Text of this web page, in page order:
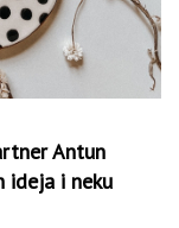
Antun
ideja i neku